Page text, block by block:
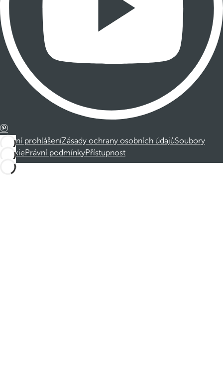
Právní prohlášeníZásady ochrany osobních údajůSoubory
cookiePrávní podmínkyPřístupnost